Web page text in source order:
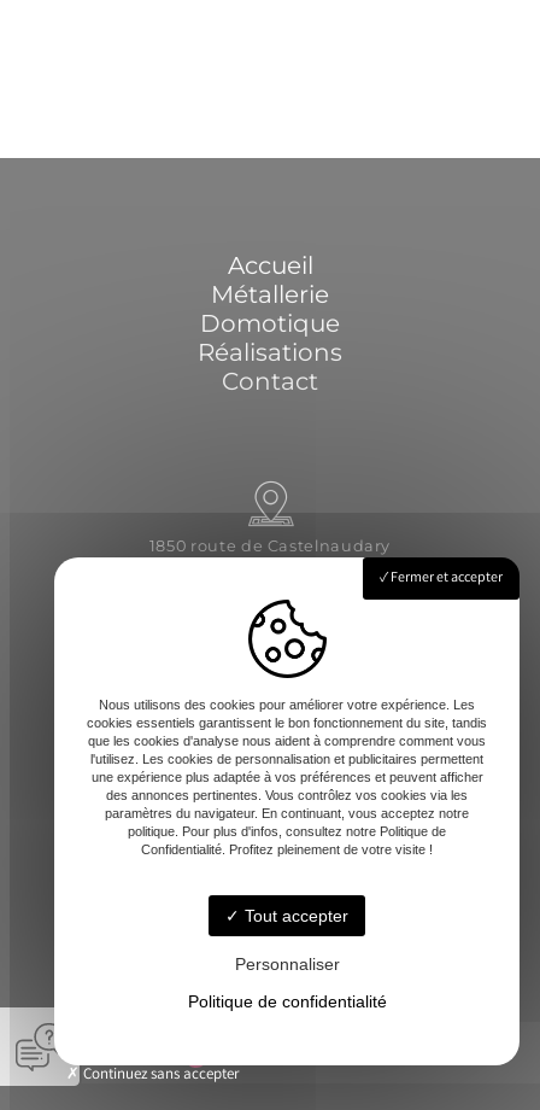
Accueil
Métallerie
Domotique
Réalisations
Contact
1850 route de Castelnaudary
contact@amd-31.fr
06 13 65 44 06
Fermer et accepter
Nous utilisons des cookies pour améliorer votre expérience. Les
cookies essentiels garantissent le bon fonctionnement du site, tandis
que les cookies d'analyse nous aident à comprendre comment vous
l'utilisez. Les cookies de personnalisation et publicitaires permettent
une expérience plus adaptée à vos préférences et peuvent afficher
des annonces pertinentes. Vous contrôlez vos cookies via les
paramètres du navigateur. En continuant, vous acceptez notre
politique. Pour plus d'infos, consultez notre Politique de
Confidentialité. Profitez pleinement de votre visite !
Tout accepter
Personnaliser
Politique de confidentialité
Continuez sans accepter